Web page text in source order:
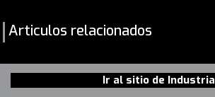
Articulos relacionados
Ir al sitio de Industria